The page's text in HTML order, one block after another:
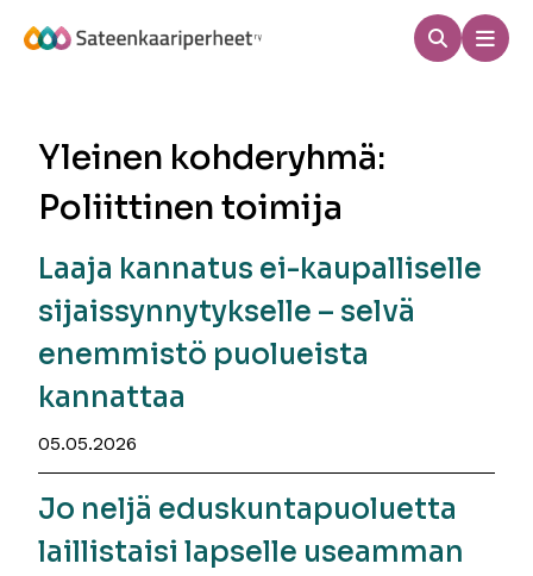
sisältöön
Haku
Yleinen kohderyhmä:
Poliittinen toimija
Laaja kannatus ei-kaupalliselle
sijaissynnytykselle – selvä
enemmistö puolueista
kannattaa
05.05.2026
Jo neljä eduskuntapuoluetta
laillistaisi lapselle useamman